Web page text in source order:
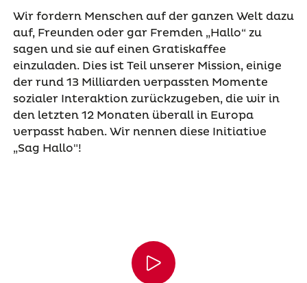
Wir fordern Menschen auf der ganzen Welt dazu
auf, Freunden oder gar Fremden „Hallo“ zu
sagen und sie auf einen Gratiskaffee
einzuladen. Dies ist Teil unserer Mission, einige
der rund 13 Milliarden verpassten Momente
sozialer Interaktion zurückzugeben, die wir in
den letzten 12 Monaten überall in Europa
verpasst haben. Wir nennen diese Initiative
„Sag Hallo"!